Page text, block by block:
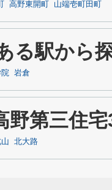
高野東開町 山端壱町田町
る駅から
岩倉
野第三住
北大路